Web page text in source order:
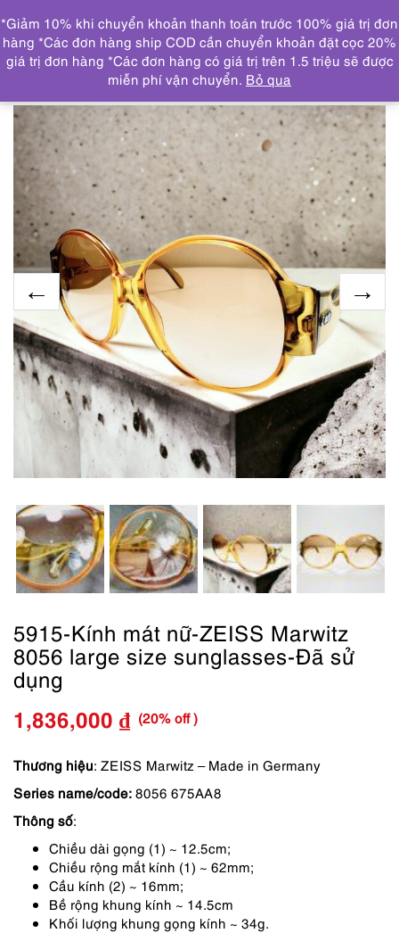
DANH MỤC
Trang chủ KÍNH MẮT
5915-Kính mát nữ-ZEISS
Marwitz 8056 large size sunglasses-Đã sử dụng
5915-Kính mát nữ-ZEISS Marwitz
8056 large size sunglasses-Đã sử
dụng
Giá
gốc
là:
1,836,000 ₫
Giá
hiện
tại
1,836,000 ₫.
(20% off )
Thương hiệu: ZEISS Marwitz – Made in Germany
Series name/code: 8056 675AA8
Thông số:
Chiều dài gọng (1) ~ 12.5cm;
Chiều rộng mắt kính (1) ~ 62mm;
Cầu kính (2) ~ 16mm;
Bề rộng khung kính ~ 14.5cm
Khối lượng khung gọng kính ~ 34g.
*Giảm 10% khi chuyển khoản thanh toán trước 100% giá trị đơn
hàng *Các đơn hàng ship COD cần chuyển khoản đặt cọc 20%
giá trị đơn hàng *Các đơn hàng có giá trị trên 1.5 triệu sẽ được
miễn phí vận chuyển. Bỏ qua